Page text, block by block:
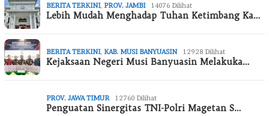
BERITA TERKINI, PROV. JAMBI 14076 Dilihat
Lebih Mudah Menghadap Tuhan Ketimbang Ka…
BERITA TERKINI, KAB. MUSI BANYUASIN 12928 Dilihat
Kejaksaan Negeri Musi Banyuasin Melakuka…
PROV. JAWA TIMUR 12760 Dilihat
Penguatan Sinergitas TNI-Polri Magetan S…